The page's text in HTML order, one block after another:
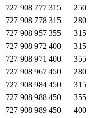
727 908 777 315
250
727 908 778 315
280
727 908 957 355
315
727 908 972 400
315
727 908 971 400
355
727 908 967 450
280
727 908 984 450
315
727 908 988 450
355
727 908 989 450
400